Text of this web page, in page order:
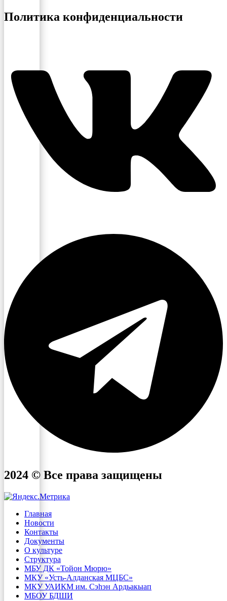
Политика конфиденциальности
2024 © Все права защищены
Главная
Новости
Контакты
Документы
О культуре
Структура
МБУ ДК «Тойон Мюрю»
МКУ «Усть-Алданская МЦБС»
МКУ УАИКМ им. Сэһэн Ардьакыап
МБОУ БДШИ